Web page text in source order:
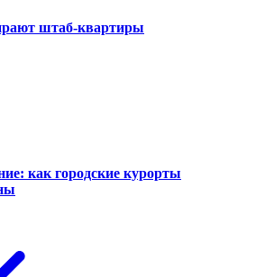
штаб-квартиры
как городские курорты